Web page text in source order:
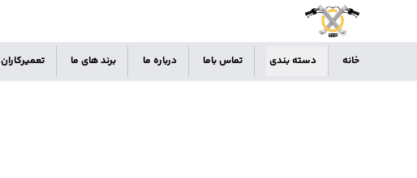
خانه دسته بندی تماس باما درباره ما برند های ما تعمیرکاران